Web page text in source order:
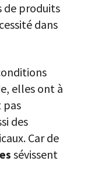
de produits
dans
elles ont à
pas
des
Car de
sévissent